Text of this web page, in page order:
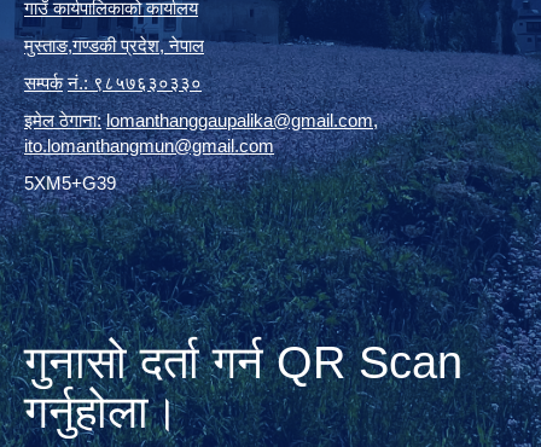
गाउँ कार्यपालिकाको कार्यालय
मुस्ताङ,गण्डकी प्रदेश,नेपाल
सम्पर्क नं.: ९८५७६३०३३०
इमेल ठेगाना: lomanthanggaupalika@gmail.com,
ito.lomanthangmun@gmail.com
5XM5+G39
गुनासो दर्ता गर्न QR Scan
गर्नुहोला।